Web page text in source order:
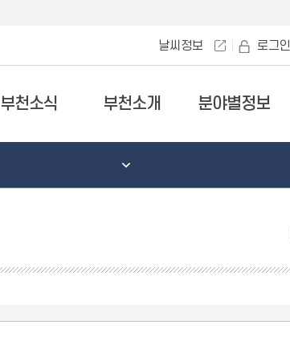
날씨정보 로그인
부천소식 부천소개 분야별정보